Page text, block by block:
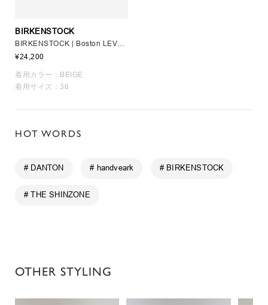
BIRKENSTOCK
¥24,200
着用カラー：BEIGE
着用サイズ：36
HOT WORDS
# DANTON # handveark # BIRKENSTOCK
# THE SHINZONE
OTHER STYLING